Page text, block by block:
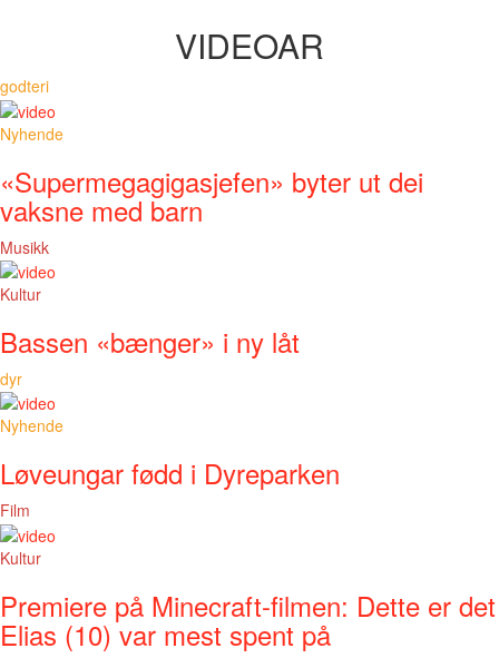
VIDEOAR
godteri
Nyhende
«Supermegagigasjefen» byter ut dei
vaksne med barn
Musikk
Kultur
Bassen «bænger» i ny låt
dyr
Nyhende
Løveungar fødd i Dyreparken
Film
Kultur
Premiere på Minecraft-filmen: Dette er det
Elias (10) var mest spent på